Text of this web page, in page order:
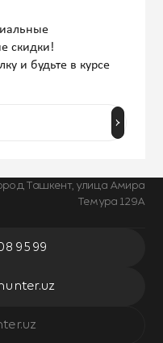
Ташкент, улица Амира
Темура 129А
95 99
скидки!
и будьте в курсе